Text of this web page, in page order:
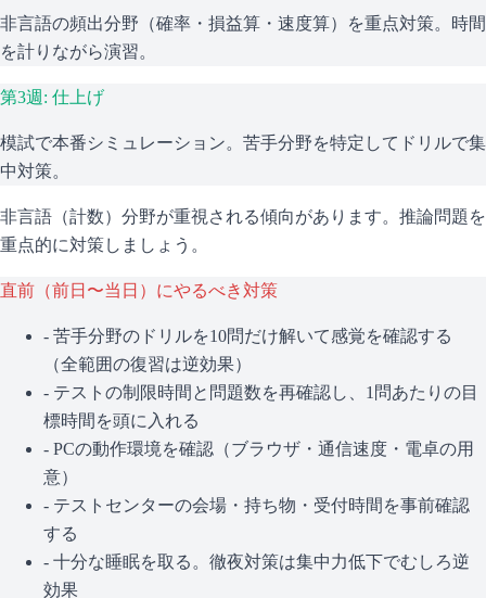
非言語の頻出分野（確率・損益算・速度算）を重点対策。時間
を計りながら演習。
第3週: 仕上げ
模試で本番シミュレーション。苦手分野を特定してドリルで集
中対策。
非言語（計数）分野が重視される傾向があります。推論問題を
重点的に対策しましょう。
直前（前日〜当日）にやるべき対策
- 苦手分野のドリルを10問だけ解いて感覚を確認する
（全範囲の復習は逆効果）
- テストの制限時間と問題数を再確認し、1問あたりの目
標時間を頭に入れる
- PCの動作環境を確認（ブラウザ・通信速度・電卓の用
意）
- テストセンターの会場・持ち物・受付時間を事前確認
する
- 十分な睡眠を取る。徹夜対策は集中力低下でむしろ逆
効果